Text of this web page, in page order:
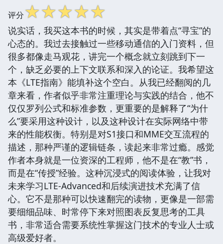
评分☆☆☆☆☆
说实话，我买这本书的时候，其实是带着点“寻宝”的
心态的。我过去接触过一些移动通信的入门资料，但
很多都像走马观花，讲完一个概念就立刻跳到下一
个，缺乏必要的上下文联系和深入的论证。我希望这
本《LTE指南》能填补这个空白。从我已经翻阅的几
章来看，作者似乎非常注重理论与实践的结合，他不
仅仅罗列公式和标准参数，更重要的是解释了“为什
么”要采用这种设计，以及这种设计在实际网络中带
来的性能权衡。特别是对S1接口和MME交互流程的
描述，那种严谨的逻辑链条，读起来非常过瘾。感觉
作者本身就是一位资深的工程师，他不是在“教”书，
而是在“传授”经验。这种沉浸式的阅读体验，让我对
未来学习LTE-Advanced和后续演进技术充满了信
心。它不是那种可以快速翻完的读物，更像是一部需
要细细品味、时常停下来对照图表反复思考的工具
书，非常适合需要系统性掌握这门技术的专业人士或
高级爱好者。